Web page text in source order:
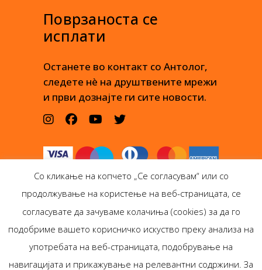
Поврзаноста се
исплати
Останете во контакт со Антолог,
следете нè на друштвените мрежи
и први дознајте ги сите новости.
Антолог Боокс дооел
Со кликање на копчето „Се согласувам“ или со
продолжување на користење на веб-страницата, се
согласувате да зачуваме колачиња (cookies) за да го
подобриме вашето корисничко искуство преку анализа на
употребата на веб-страницата, подобрување на
навигацијата и прикажување на релевантни содржини. За